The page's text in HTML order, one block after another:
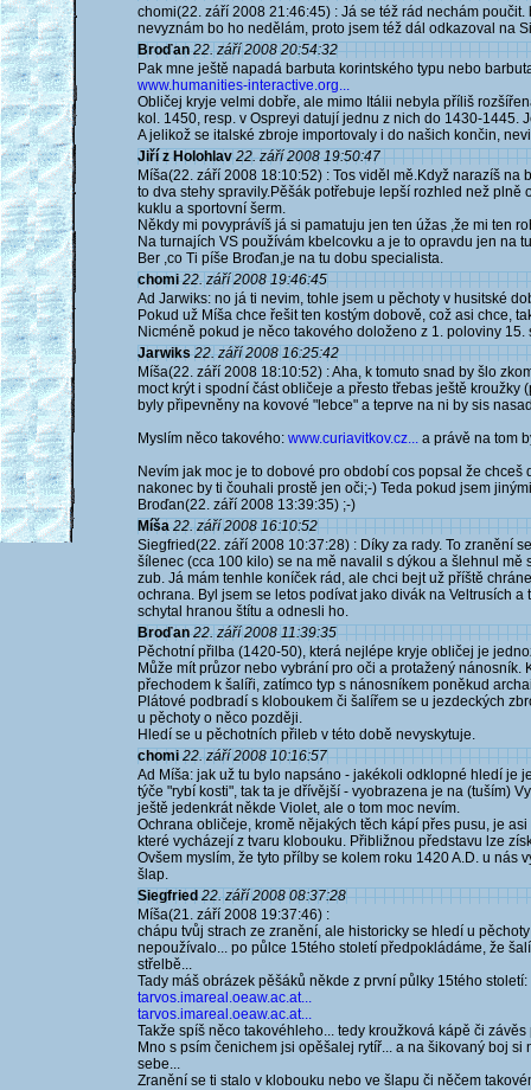
chomi(22. září 2008 21:46:45) : Já se též rád nechám
nevyznám bo ho nedělám, proto jsem též dál odkazoval na
Broďan 22. září 2008 20:54:32
Pak mne ještě napadá barbuta korintského typu nebo
www.humanities-interactive.org...
Obličej kryje velmi dobře, ale mimo Itálii nebyla příliš
kol. 1450, resp. v Ospreyi datují jednu z nich do 1430-1445.
A jelikož se italské zbroje importovaly i do našich končin,
Jiří z Holohlav 22. září 2008 19:50:47
Míša(22. září 2008 18:10:52) : Tos viděl mě.Když narazíš
to dva stehy spravily.Pěšák potřebuje lepší rozhled než
kuklu a sportovní šerm.
Někdy mi povyprávíš já si pamatuju jen ten úžas ,že mi ten
Na turnajích VS používám kbelcovku a je to opravdu jen na
Ber ,co Ti píše Broďan,je na tu dobu specialista.
chomi 22. září 2008 19:46:45
Ad Jarwiks: no já ti nevim, tohle jsem u pěchoty v husitské
Pokud už Míša chce řešit ten kostým dobově, což asi chce,
Nicméně pokud je něco takového doloženo z 1. poloviny
Jarwiks 22. září 2008 16:25:42
Míša(22. září 2008 18:10:52) : Aha, k tomuto snad by šlo
moct krýt i spodní část obličeje a přesto třebas ještě kroužky
byly připevněny na kovové "lebce" a teprve na ni by sis
Myslím něco takového: www.curiavitkov.cz... a právě na tom
Nevím jak moc je to dobové pro období cos popsal že
nakonec by ti čouhali prostě jen oči;-) Teda pokud jsem
Broďan(22. září 2008 13:39:35) ;-)
Míša 22. září 2008 16:10:52
Siegfried(22. září 2008 10:37:28) : Díky za rady. To zranění
šílenec (cca 100 kilo) se na mě navalil s dýkou a šlehnul
zub. Já mám tenhle koníček rád, ale chci bejt už příště
ochrana. Byl jsem se letos podívat jako divák na Veltrusích
schytal hranou štítu a odnesli ho.
Broďan 22. září 2008 11:39:35
Pěchotní přilba (1420-50), která nejlépe kryje obličej je
Může mít průzor nebo vybrání pro oči a protažený
přechodem k šalíři, zatímco typ s nánosníkem poněkud
Plátové podbradí s kloboukem či šalířem se u jezdeckých
u pěchoty o něco později.
Hledí se u pěchotních přileb v této době nevyskytuje.
chomi 22. září 2008 10:16:57
Ad Míša: jak už tu bylo napsáno - jakékoli odklopné hledí je
týče "rybí kosti", tak ta je dřívější - vyobrazena je na (tuším)
ještě jedenkrát někde Violet, ale o tom moc nevím.
Ochrana obličeje, kromě nějakých těch kápí přes pusu, je
které vycházejí z tvaru klobouku. Přibližnou představu lze
Ovšem myslím, že tyto přílby se kolem roku 1420 A.D. u nás
šlap.
Siegfried 22. září 2008 08:37:28
Míša(21. září 2008 19:37:46) :
chápu tvůj strach ze zranění, ale historicky se hledí u
nepoužívalo... po půlce 15tého století předpokládáme, že
střelbě...
Tady máš obrázek pěšáků někde z první půlky 15tého století:
tarvos.imareal.oeaw.ac.at...
tarvos.imareal.oeaw.ac.at...
Takže spíš něco takovéhleho... tedy kroužková kápě či
Mno s psím čenichem jsi opěšalej rytíř... a na šikovaný boj
sebe...
Zranění se ti stalo v klobouku nebo ve šlapu či něčem